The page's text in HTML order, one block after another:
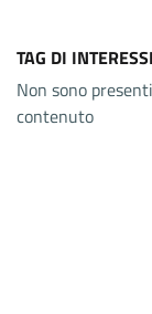
TAG DI
Non sono
contenuto